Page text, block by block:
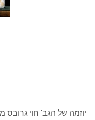
יוזמה של הגב' חוי גרובס